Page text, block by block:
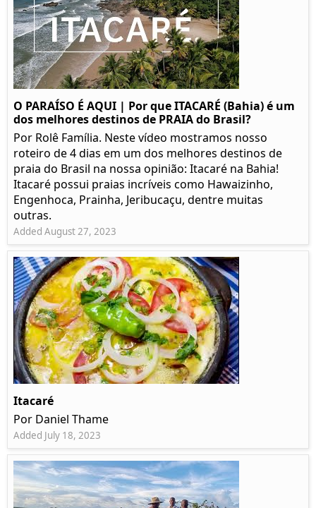
O PARAÍSO É AQUI | Por que ITACARÉ (Bahia) é um
dos melhores destinos de PRAIA do Brasil?
Por Rolê Família. Neste vídeo mostramos nosso
roteiro de 4 dias em um dos melhores destinos de
praia do Brasil na nossa opinião: Itacaré na Bahia!
Itacaré possui praias incríveis como Hawaizinho,
Engenhoca, Prainha, Jeribucaçu, dentre muitas
outras.
Added August 27, 2023
Itacaré
Por Daniel Thame
Added July 18, 2023